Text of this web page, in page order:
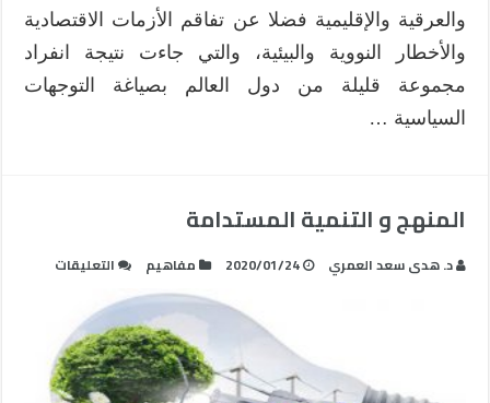
والعرقية والإقليمية‏‏ فضلا عن تفاقم الأزمات الاقتصادية‏
والأخطار النووية والبيئية، والتي جاءت نتيجة انفراد
مجموعة قليلة من دول العالم بصياغة التوجهات
السياسية …
المنهج و التنمية المستدامة
د. هدى سعد العمري 2020/01/24 مفاهيم التعليقات
مغلقة